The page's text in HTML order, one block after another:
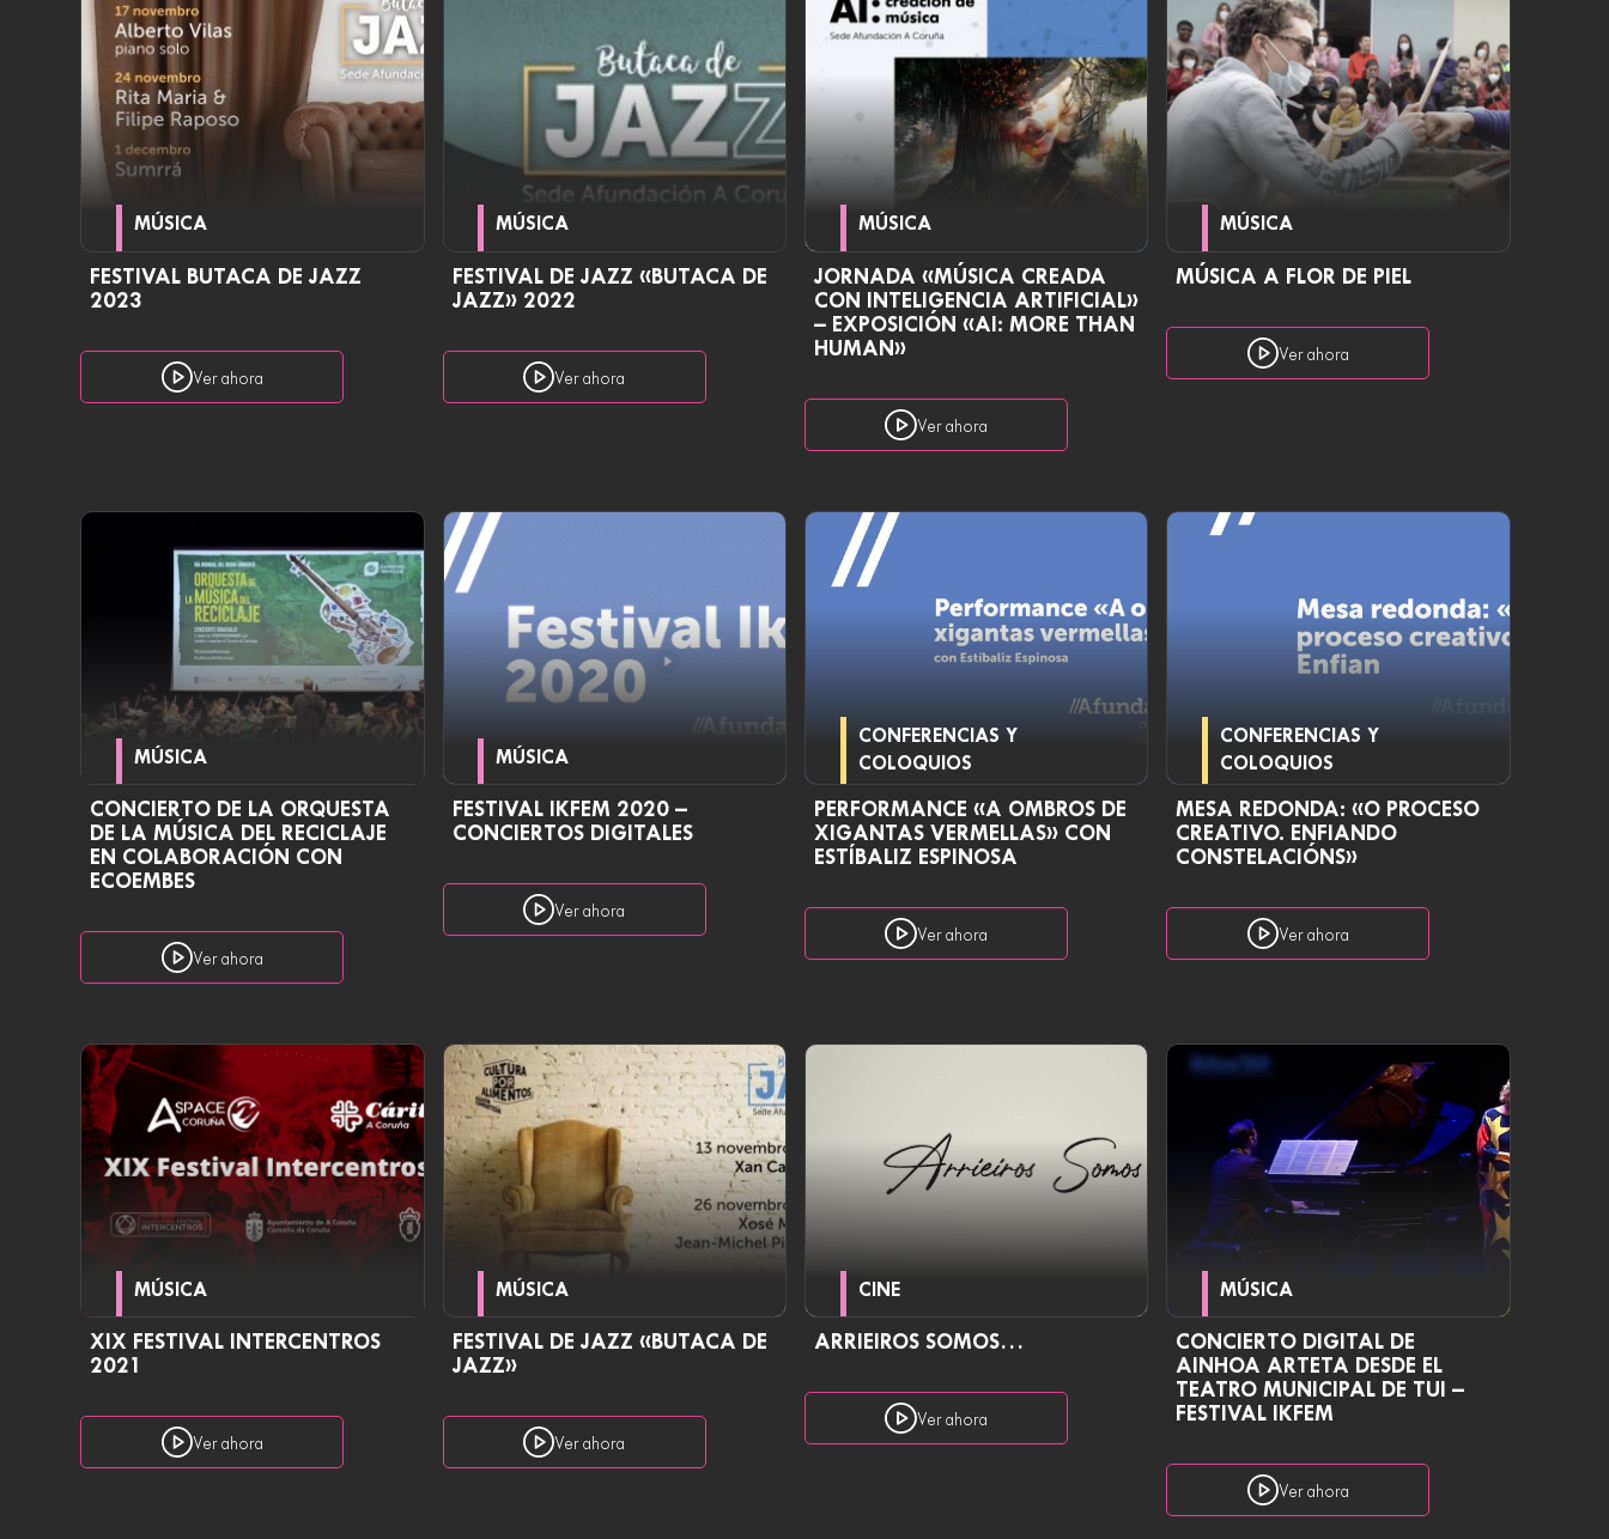
MÚSICA
FESTIVAL BUTACA DE JAZZ
2023
Ver ahora
MÚSICA
FESTIVAL DE JAZZ «BUTACA DE
JAZZ» 2022
Ver ahora
MÚSICA
JORNADA «MÚSICA CREADA
CON INTELIGENCIA ARTIFICIAL»
– EXPOSICIÓN «AI: MORE THAN
HUMAN»
Ver ahora
MÚSICA
MÚSICA A FLOR DE PIEL
Ver ahora
MÚSICA
CONCIERTO DE LA ORQUESTA
DE LA MÚSICA DEL RECICLAJE
EN COLABORACIÓN CON
ECOEMBES
Ver ahora
MÚSICA
FESTIVAL IKFEM 2020 –
CONCIERTOS DIGITALES
Ver ahora
CONFERENCIAS Y
COLOQUIOS
PERFORMANCE «A OMBROS DE
XIGANTAS VERMELLAS» CON
ESTÍBALIZ ESPINOSA
Ver ahora
CONFERENCIAS Y
COLOQUIOS
MESA REDONDA: «O PROCESO
CREATIVO. ENFIANDO
CONSTELACIÓNS»
Ver ahora
MÚSICA
XIX FESTIVAL INTERCENTROS
2021
Ver ahora
MÚSICA
FESTIVAL DE JAZZ «BUTACA DE
JAZZ»
Ver ahora
CINE
ARRIEIROS SOMOS…
Ver ahora
MÚSICA
CONCIERTO DIGITAL DE
AINHOA ARTETA DESDE EL
TEATRO MUNICIPAL DE TUI –
FESTIVAL IKFEM
Ver ahora